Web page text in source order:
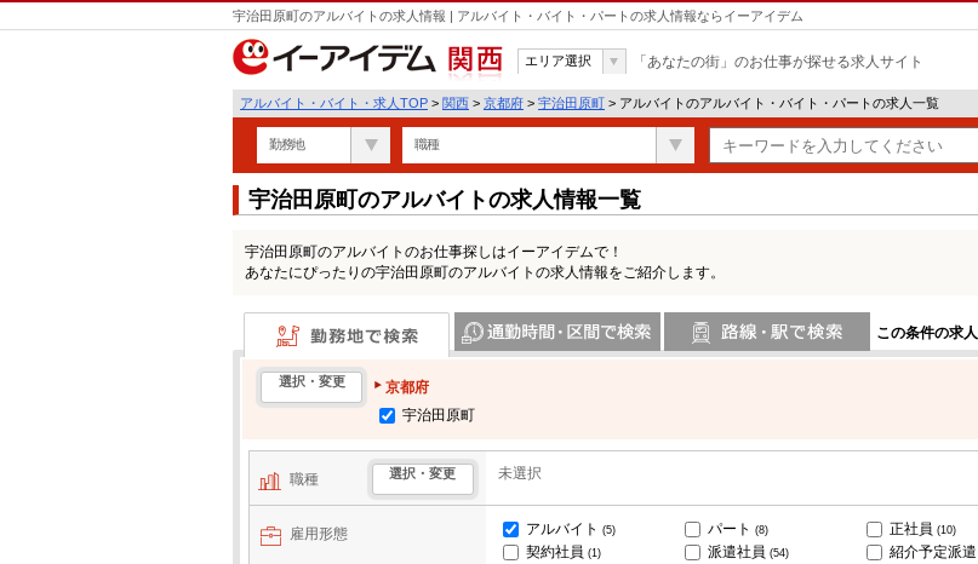
宇治田原町のアルバイトの求人情報 | アルバイト・バイト・パートの求人情報ならイーアイデム
関西
エリア選択 「あなたの街」のお仕事が探せる求人サイト
アルバイト・バイト・求人TOP > 関西 > 京都府 > 宇治田原町 > アルバイトのアルバイト・バイト・パートの求人一覧
勤務地 職種
宇治田原町のアルバイトの求人情報一覧
宇治田原町のアルバイトのお仕事探しはイーアイデムで！
あなたにぴったりの宇治田原町のアルバイトの求人情報をご紹介します。
この条件の求人
勤務地で検索
選択・変更
京都府
宇治田原町
職種 選択・変更 未選択
雇用形態 アルバイト (5) パート (8) 正社員 (10)
契約社員 (1) 派遣社員 (54) 紹介予定派遣